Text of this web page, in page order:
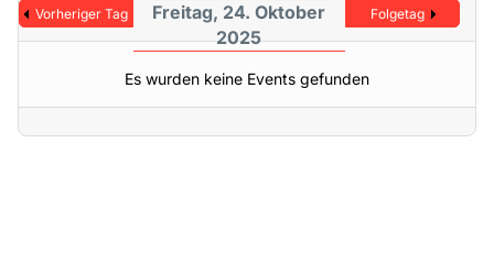
Vorheriger Tag
Freitag, 24. Oktober
2025
Folgetag
Es wurden keine Events gefunden